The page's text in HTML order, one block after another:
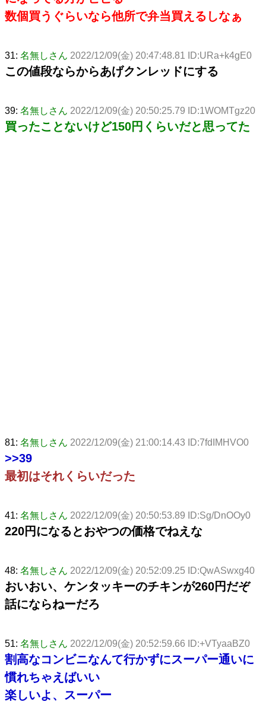
数個買うぐらいなら他所で弁当買えるしなぁ
31: 名無しさん 2022/12/09(金) 20:47:48.81 ID:URa+k4gE0
この値段ならからあげクンレッドにする
39: 名無しさん 2022/12/09(金) 20:50:25.79 ID:1WOMTgz20
買ったことないけど150円くらいだと思ってた
81: 名無しさん 2022/12/09(金) 21:00:14.43 ID:7fdIMHVO0
>>39
最初はそれくらいだった
41: 名無しさん 2022/12/09(金) 20:50:53.89 ID:Sg/DnOOy0
220円になるとおやつの価格でねえな
48: 名無しさん 2022/12/09(金) 20:52:09.25 ID:QwASwxg40
おいおい、ケンタッキーのチキンが260円だぞ
話にならねーだろ
51: 名無しさん 2022/12/09(金) 20:52:59.66 ID:+VTyaaBZ0
割高なコンビニなんて行かずにスーパー通いに
慣れちゃえばいい
楽しいよ、スーパー